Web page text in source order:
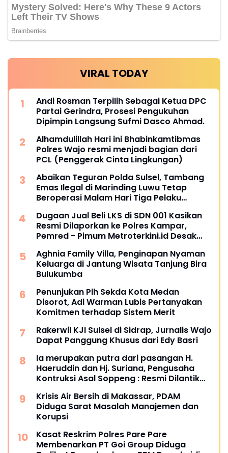
VIRAL TODAY
Andi Rosman Terpilih Sebagai Ketua DPC
Partai Gerindra, Prosesi Pengukuhan
Dipimpin Langsung Sufmi Dasco Ahmad.
Alhamdulillah Hari ini Bhabinkamtibmas
Polres Wajo resmi menjadi bagian dari
PCL (Penggerak Cinta Lingkungan)
Abaikan Teguran Polda Sulsel, Tambang
Emas Ilegal di Marinding Luwu Tetap
Beroperasi Malam Hari Tiga Pelaku
Dugaan Jual Beli LKS di SDN 001 Kasikan
Resmi Dilaporkan ke Polres Kampar,
Pemred - Pimum Metroterkini.id Desak
Aghnia Family Villa, Penginapan Nyaman
Keluarga di Jantung Wisata Tanjung Bira
Bulukumba
Penunjukan Plh Sekda Kota Medan
Disorot, Adi Warman Lubis Pertanyakan
Komitmen terhadap Sistem Merit
Rakerwil KJI Sulsel di Sidrap, Jurnalis Wajo
Dapat Panggung Khusus dari Edy Basri
Ia merupakan putra dari pasangan H.
Haeruddin dan Hj. Suriana, Pengusaha
Kontruksi Asal Soppeng : Resmi Dilantik
Krisis Air Bersih di Makassar, PDAM
Diduga Sarat Masalah Manajemen dan
Korupsi
Kasat Reskrim Polres Pare Pare
Membenarkan PT Goi Group Diduga